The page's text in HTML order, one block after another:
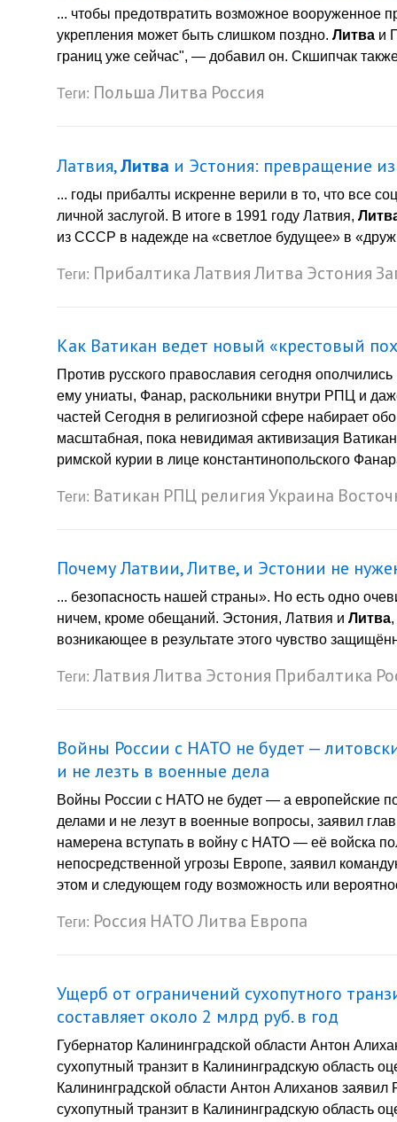
... чтобы предотвратить возможное вооруженное
укрепления может быть слишком поздно. Литва и
границ уже сейчас", — добавил он. Скшипчак
Теги: ПольшаЛитва Россия
Латвия,Литва и Эстония: превращение
... годы прибалты искренне верили в то, что все
личной заслугой. В итоге в 1991 году Латвия,
из СССР в надежде на «светлое будущее» в
Теги: ПрибалтикаЛатвияЛитва Эстония
Как Ватикан ведет новый «крестовый
Против русского православия сегодня
ему униаты, Фанар, раскольники внутри РПЦ и
частей Сегодня в религиозной сфере набирает
масштабная, пока невидимая активизация
римской курии в лице константинопольского
Теги: Ватикан РПЦ религияУкраина
Почему Латвии, Литве, и Эстонии не
... безопасность нашей страны». Но есть одно
ничем, кроме обещаний. Эстония, Латвия и Литва
возникающее в результате этого чувство
Теги: ЛатвияЛитва Эстония Прибалтика
Войны России с НАТО не будет —
и не лезть в военные дела
Войны России с НАТО не будет — а европейские
делами и не лезут в военные вопросы, заявил
намерена вступать в войну с НАТО — её войска
непосредственной угрозы Европе, заявил
этом и следующем году возможность или
Теги: Россия НАТОЛитва Европа
Ущерб от ограничений сухопутного
составляет около 2 млрд руб. в год
Губернатор Калининградской области Антон
сухопутный транзит в Калининградскую область
Калининградской области Антон Алиханов
сухопутный транзит в Калининградскую область